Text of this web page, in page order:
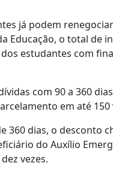
já podem
Educação, o total de
estudantes com
com 90 a 360
em até 150
360 dias, o desconto
do Auxílio
vezes.